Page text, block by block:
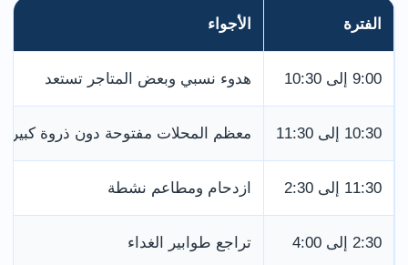
الفترة الأجواء
9:00 إلى 10:30 هدوء نسبي وبعض المتاجر تستعد
10:30 إلى 11:30 معظم المحلات مفتوحة دون ذروة كبيرة
11:30 إلى 2:30 ازدحام ومطاعم نشطة
2:30 إلى 4:00 تراجع طوابير الغداء